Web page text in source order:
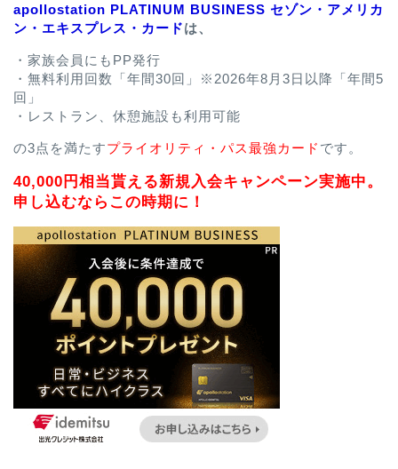
apollostation PLATINUM BUSINESS セゾン・アメリカ
ン・エキスプレス・カードは、
・家族会員にもPP発行
・無料利用回数「年間30回」※2026年8月3日以降「年間5
回」
・レストラン、休憩施設も利用可能
の3点を満たすプライオリティ・パス最強カード です。
40,000円相当貰える新規入会キャンペーン実施中。
申し込むならこの時期に！